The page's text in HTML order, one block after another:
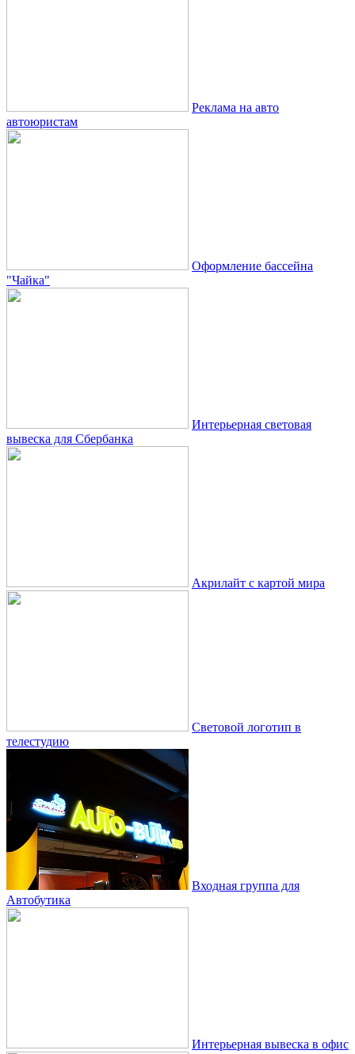
Реклама на авто
автоюристам
Оформление бассейна
"Чайка"
Интерьерная световая
вывеска для Сбербанка
Акрилайт с картой мира
Световой логотип в
телестудию
Входная группа для
Автобутика
Интерьерная вывеска в офис